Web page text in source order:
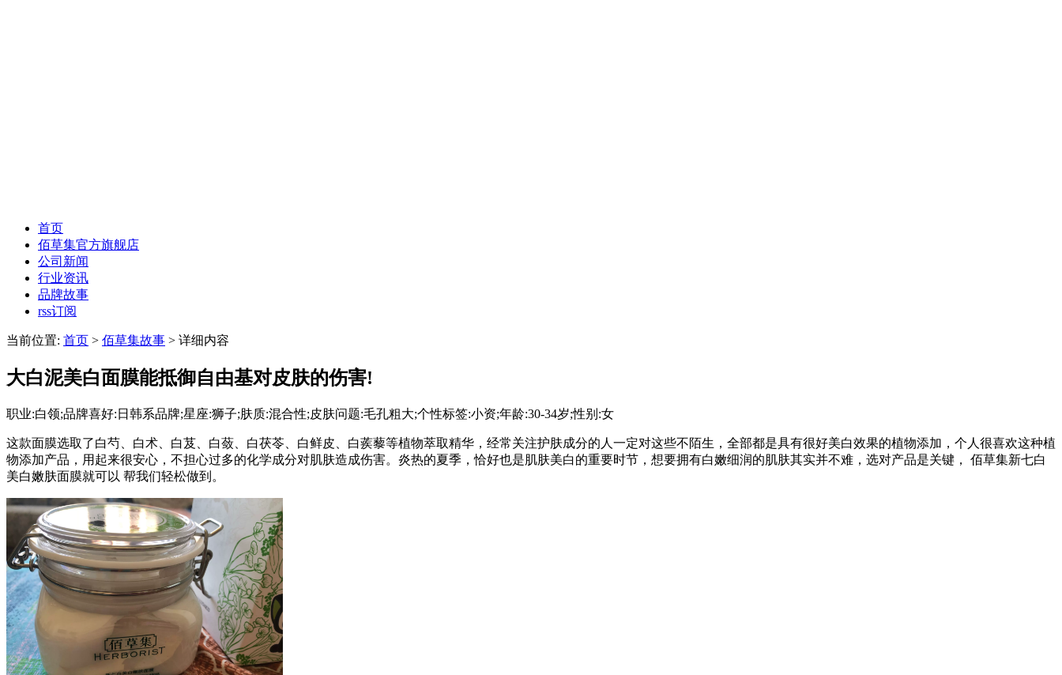
首页
佰草集官方旗舰店
公司新闻
行业资讯
品牌故事
rss订阅
当前位置: 首页 > 佰草集故事 > 详细内容
大白泥美白面膜能抵御自由基对皮肤的伤害!
职业:白领;品牌喜好:日韩系品牌;星座:狮子;肤质:混合性;皮肤问题:毛孔粗大;个性标签:小资;年龄:30-34岁;性别:女
这款面膜选取了白芍、白术、白芨、白蔹、白茯苓、白鲜皮、白蒺藜等植物萃取精华，经常关注护肤成分的人一定对这些不陌生，全部都是具有很好美白效果的植物添加，个人很喜欢这种植
物添加产品，用起来很安心，不担心过多的化学成分对肌肤造成伤害。炎热的夏季，恰好也是肌肤美白的重要时节，想要拥有白嫩细润的肌肤其实并不难，选对产品是关键， 佰草集新七白
美白嫩肤面膜就可以 帮我们轻松做到。